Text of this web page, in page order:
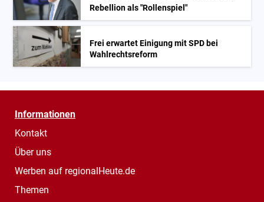
Rebellion als "Rollenspiel"
Frei erwartet Einigung mit SPD bei
Wahlrechtsreform
Informationen
Kontakt
Über uns
Werben auf regionalHeute.de
Themen